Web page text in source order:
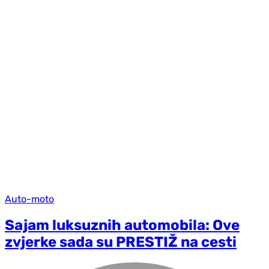
Auto-moto
Sajam luksuznih automobila: Ove
zvjerke sada su PRESTIŽ na cesti